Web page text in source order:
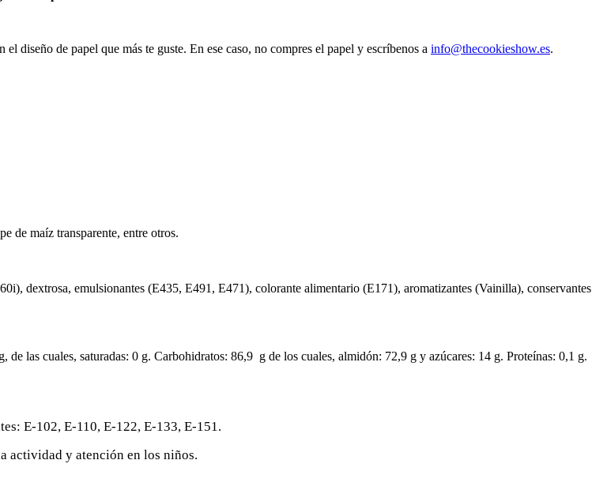
diseño de papel que más te guste. En ese caso, no compres el papel y escríbenos a info@thecookieshow.es.
de maíz transparente, entre otros.
dextrosa, emulsionantes (E435, E491, E471), colorante alimentario (E171), aromatizantes (Vainilla), conservantes
las cuales, saturadas: 0 g. Carbohidratos: 86,9 g de los cuales, almidón: 72,9 g y azúcares: 14 g. Proteínas: 0,1 g.
E-102, E-110, E-122, E-133, E-151.
actividad y atención en los niños.